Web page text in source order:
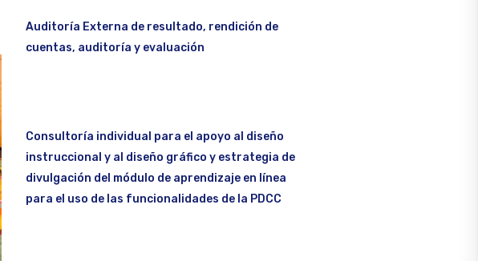
Auditoría Externa de resultado, rendición de
cuentas, auditoría y evaluación
Consultoría individual para el apoyo al diseño
instruccional y al diseño gráfico y estrategia de
divulgación del módulo de aprendizaje en línea
para el uso de las funcionalidades de la PDCC